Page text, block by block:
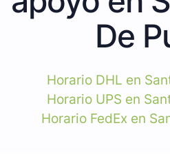
De
Horario DHL en
Horario UPS en
Horario FedEx en